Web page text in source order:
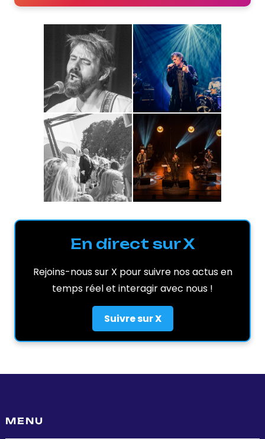
En direct sur X
Rejoins-nous sur X pour suivre nos actus en
temps réel et interagir avec nous !
Suivre sur X
MENU